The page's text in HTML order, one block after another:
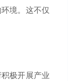
境。这不仅
极开展产业